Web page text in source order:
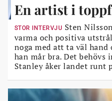
En artist i
STOR INTERVJU Sten
varma och positiva
noga med att ta väl
han mår bra. Det
Stanley åker landet runt